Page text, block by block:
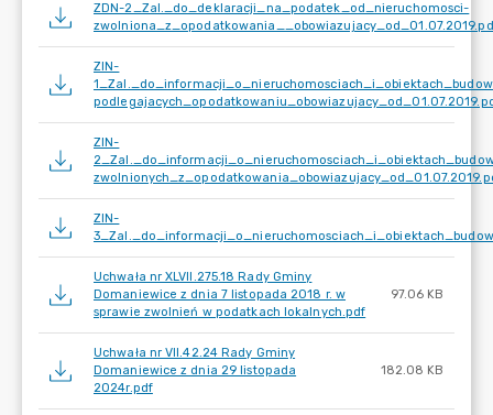
ZDN-2_Zal._do_deklaracji_na_podatek_od_nieruchomosci-
ZIN-
ZIN-
ZIN-
Uchwała nr XLVII.275.18 Rady Gminy
Domaniewice z dnia 7 listopada 2018 r. w
sprawie zwolnień w podatkach lokalnych.pdf
97.06 KB
Uchwała nr VII.42.24 Rady Gminy
Domaniewice z dnia 29 listopada
2024r.pdf
182.08 KB